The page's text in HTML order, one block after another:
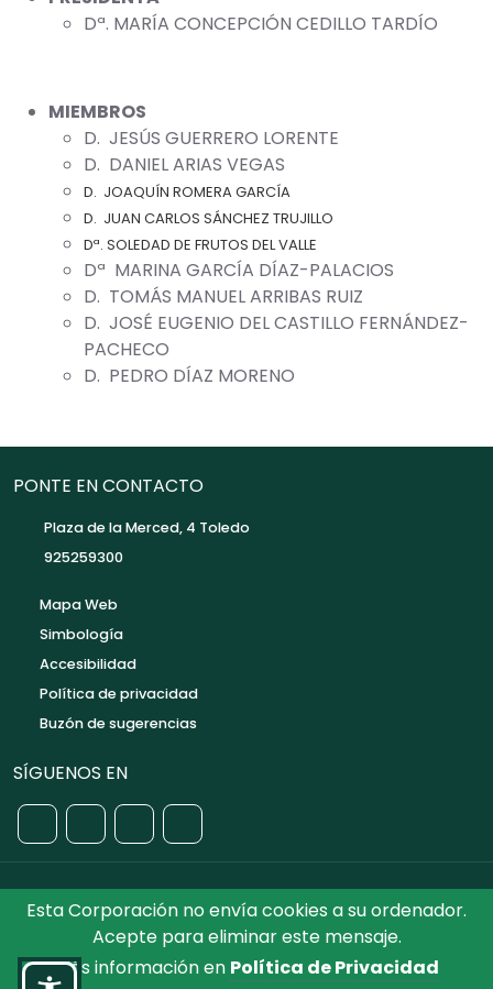
Esta Corporación no envía cookies a su ordenador.
Acepte para eliminar este mensaje.
Más información en Política de Privacidad
Dª. MARÍA CONCEPCIÓN CEDILLO TARDÍO
MIEMBROS
D. JESÚS GUERRERO LORENTE
D. DANIEL ARIAS VEGAS
D. JOAQUÍN ROMERA GARCÍA
D. JUAN CARLOS SÁNCHEZ TRUJILLO
Dª. SOLEDAD DE FRUTOS DEL VALLE
Dª MARINA GARCÍA DÍAZ-PALACIOS
D. TOMÁS MANUEL ARRIBAS RUIZ
D. JOSÉ EUGENIO DEL CASTILLO FERNÁNDEZ-
PACHECO
D. PEDRO DÍAZ MORENO
PONTE EN CONTACTO
Plaza de la Merced, 4 Toledo
925259300
Mapa Web
Simbología
Accesibilidad
Política de privacidad
Buzón de sugerencias
SÍGUENOS EN
©2026 Diputación de Toledo. Reservados todos los
Derechos. Diseñado por Diputación de Toledo